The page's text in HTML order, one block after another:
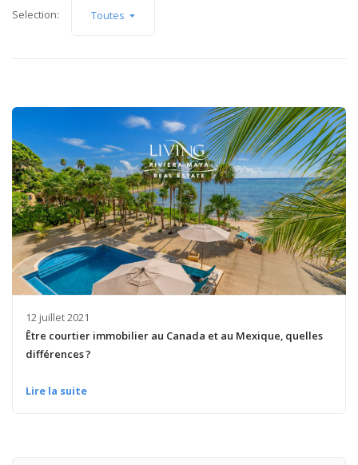
Selection: Toutes
12 juillet 2021
Être courtier immobilier au Canada et au Mexique, quelles
différences ?
Lire la suite